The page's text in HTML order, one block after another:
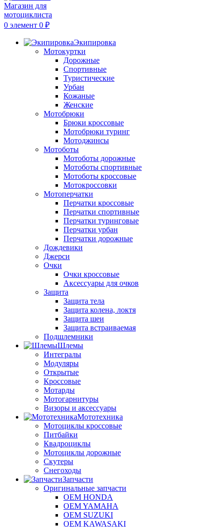
0 элемент 0 ₽
Экипировка
Мотокуртки
Дорожные
Спортивные
Туристические
Урбан
Кожаные
Женские
Мотобрюки
Брюки кроссовые
Мотобрюки туринг
Мотоджинсы
Мотоботы
Мотоботы дорожные
Мотоботы спортивные
Мотоботы кроссовые
Мотокроссовки
Мотоперчатки
Перчатки кроссовые
Перчатки спортивные
Перчатки туринговые
Перчатки урбан
Перчатки дорожные
Дождевики
Джерси
Очки
Очки кроссовые
Аксессуары для очков
Защита
Защита тела
Защита колена, локтя
Защита шеи
Защита встраиваемая
Подшлемники
Шлемы
Интегралы
Модуляры
Открытые
Кроссовые
Мотарды
Мотогарнитуры
Визоры и аксессуары
Мототехника
Мотоциклы кроссовые
Питбайки
Квадроциклы
Мотоциклы дорожные
Скутеры
Снегоходы
Запчасти
Оригинальные запчасти
OEM HONDA
OEM YAMAHA
OEM SUZUKI
OEM KAWASAKI